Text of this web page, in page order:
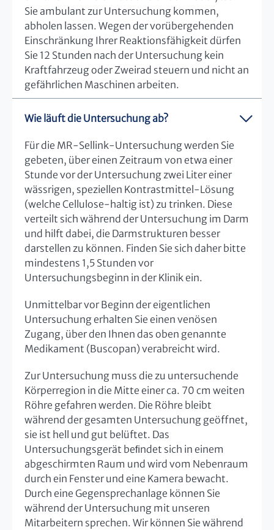
Sie ambulant zur Untersuchung kommen,
abholen lassen. Wegen der vorübergehenden
Einschränkung Ihrer Reaktionsfähigkeit dürfen
Sie 12 Stunden nach der Untersuchung kein
Kraftfahrzeug oder Zweirad steuern und nicht an
gefährlichen Maschinen arbeiten.
Wie läuft die Untersuchung ab?
Für die MR-Sellink-Untersuchung werden Sie
gebeten, über einen Zeitraum von etwa einer
Stunde vor der Untersuchung zwei Liter einer
wässrigen, speziellen Kontrastmittel-Lösung
(welche Cellulose-haltig ist) zu trinken. Diese
verteilt sich während der Untersuchung im Darm
und hilft dabei, die Darmstrukturen besser
darstellen zu können. Finden Sie sich daher bitte
mindestens 1,5 Stunden vor
Untersuchungsbeginn in der Klinik ein.
Unmittelbar vor Beginn der eigentlichen
Untersuchung erhalten Sie einen venösen
Zugang, über den Ihnen das oben genannte
Medikament (Buscopan) verabreicht wird.
Zur Untersuchung muss die zu untersuchende
Körperregion in die Mitte einer ca. 70 cm weiten
Röhre gefahren werden. Die Röhre bleibt
während der gesamten Untersuchung geöffnet,
sie ist hell und gut belüftet. Das
Untersuchungsgerät beﬁndet sich in einem
abgeschirmten Raum und wird vom Nebenraum
durch ein Fenster und eine Kamera bewacht.
Durch eine Gegensprechanlage können Sie
während der Untersuchung mit unseren
Mitarbeitern sprechen. Wir können Sie während